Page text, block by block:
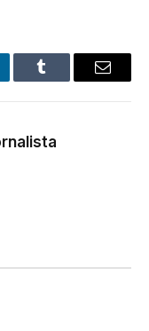
Tumblr
E-